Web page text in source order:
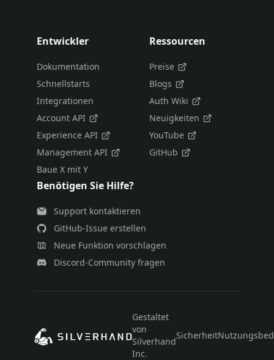
Entwickler
Dokumentation
Schnellstarts
Integrationen
Account API
Experience API
Management API
Baue X mit Y
Ressourcen
Preise
Blogs
Auth Wiki
Neuigkeiten
YouTube
GitHub
Benötigen Sie Hilfe?
Support kontaktieren
GitHub-Issue erstellen
Neue Funktion vorschlagen
Discord-Community fragen
Gestaltet
von
Silverhand
Inc.
Sicherheit